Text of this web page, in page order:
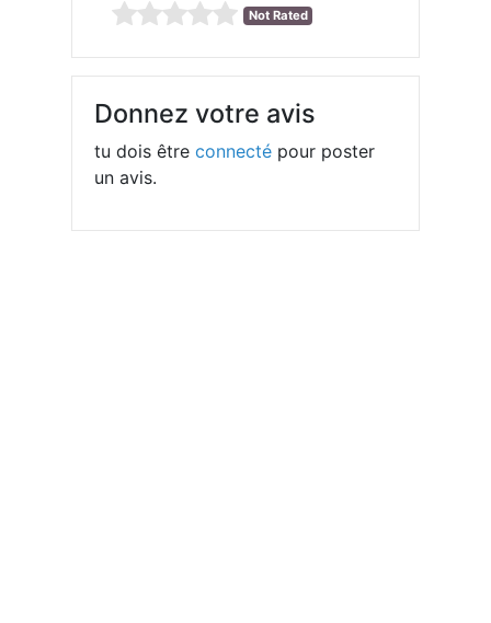
Not Rated
Donnez votre avis
tu dois êtreconnecté pour poster
un avis.